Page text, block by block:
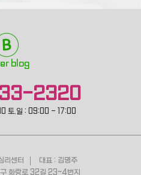
blog
2320
토.일 : 09:00 - 17:00
리센터
대표 : 김명주
화랑로 32길 23~4번지